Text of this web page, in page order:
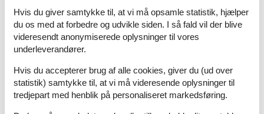
Feriebolig
Soveværelse, 1 person
Køjeseng
Soveværelse, 2 personer
Dobbeltseng
Hvis du giver samtykke til, at vi må opsamle statistik, hjælper
du os med at forbedre og udvikle siden. I så fald vil der blive
videresendt anonymiserede oplysninger til vores
underleverandører.
Hvis du accepterer brug af alle cookies, giver du (ud over
statistik) samtykke til, at vi må videresende oplysninger til
tredjepart med henblik på personaliseret markedsføring.